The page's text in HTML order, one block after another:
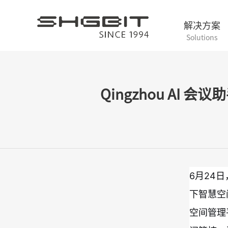
解决方案
Solutions
Qingzhou AI 会议
6月24日
下智慧
空间管